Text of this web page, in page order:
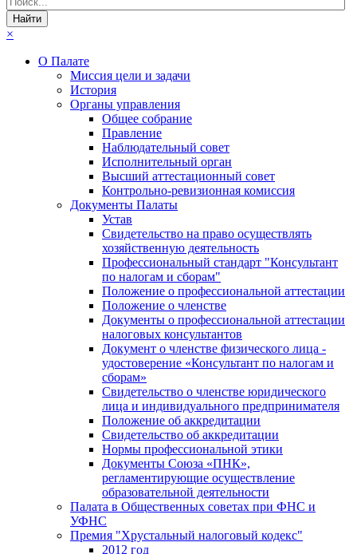
×
О Палате
Миссия цели и задачи
История
Органы управления
Общее собрание
Правление
Наблюдательный совет
Исполнительный орган
Высший аттестационный совет
Контрольно-ревизионная комиссия
Документы Палаты
Устав
Свидетельство на право осуществлять
хозяйственную деятельность
Профессиональный стандарт "Консультант
по налогам и сборам"
Положение о профессиональной аттестации
Положение о членстве
Документы о профессиональной аттестации
налоговых консультантов
Документ о членстве физического лица -
удостоверение «Консультант по налогам и
сборам»
Свидетельство о членстве юридического
лица и индивидуального предпринимателя
Положение об аккредитации
Свидетельство об аккредитации
Нормы профессиональной этики
Документы Союза «ПНК»,
регламентирующие осуществление
образовательной деятельности
Палата в Общественных советах при ФНС и
УФНС
Премия "Хрустальный налоговый кодекс"
2012 год